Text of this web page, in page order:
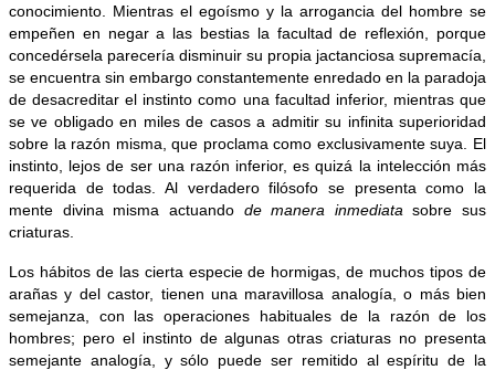
conocimiento. Mientras el egoísmo y la arrogancia del hombre se
empeñen en negar a las bestias la facultad de reflexión, porque
concedérsela parecería disminuir su propia jactanciosa supremacía,
se encuentra sin embargo constantemente enredado en la paradoja
de desacreditar el instinto como una facultad inferior, mientras que
se ve obligado en miles de casos a admitir su infinita superioridad
sobre la razón misma, que proclama como exclusivamente suya. El
instinto, lejos de ser una razón inferior, es quizá la intelección más
requerida de todas. Al verdadero filósofo se presenta como la
mente divina misma actuando de manera inmediatasobre sus
criaturas.
Los hábitos de las cierta especie de hormigas, de muchos tipos de
arañas y del castor, tienen una maravillosa analogía, o más bien
semejanza, con las operaciones habituales de la razón de los
hombres; pero el instinto de algunas otras criaturas no presenta
semejante analogía, y sólo puede ser remitido al espíritu de la